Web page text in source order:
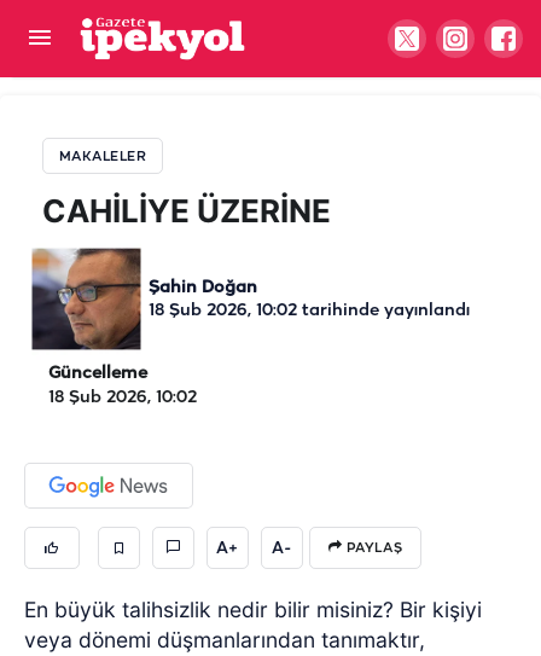
MAKALELER
CAHİLİYE ÜZERİNE
Şahin Doğan
18 Şub 2026, 10:02 tarihinde yayınlandı
Güncelleme
18 Şub 2026, 10:02
A+ A- PAYLAŞ
En büyük talihsizlik nedir bilir misiniz? Bir kişiyi
veya dönemi düşmanlarından tanımaktır,
CAHİLİYE ÜZERİNE